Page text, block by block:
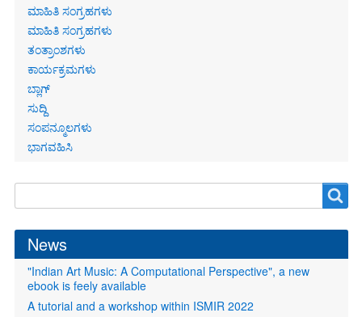
ಮಾಹಿತಿ ಸಂಗ್ರಹಗಳು
ಮಾಹಿತಿ ಸಂಗ್ರಹಗಳು
ತಂತ್ರಾಂಶಗಳು
ಕಾರ್ಯಕ್ರಮಗಳು
ಬ್ಲಾಗ್
ಸುದ್ದಿ
ಸಂಪನ್ಮೂಲಗಳು
ಭಾಗವಹಿಸಿ
form
News
"Indian Art Music: A Computational Perspective", a new
ebook is feely available
A tutorial and a workshop within ISMIR 2022